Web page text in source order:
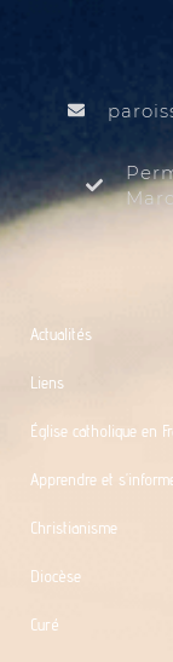
Actualités
Liens
Église catholique en
Apprendre et
Christianisme
Diocèse
Curé